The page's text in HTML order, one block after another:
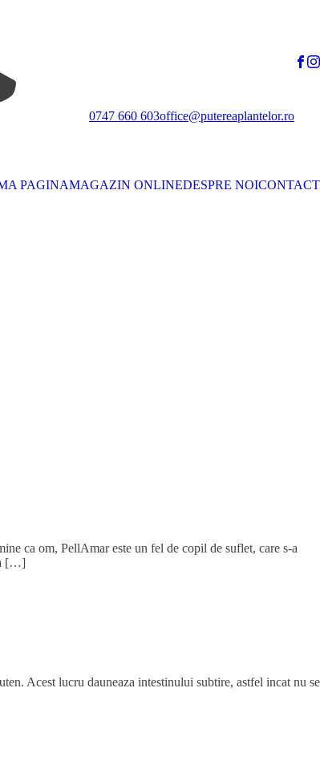
0747 660 603office@putereaplantelor.ro
PAGINAMAGAZIN ONLINEDESPRE NOICONTACT
ca om, PellAmar este un fel de copil de suflet, care s-a
[…]
Acest lucru dauneaza intestinului subtire, astfel incat nu se